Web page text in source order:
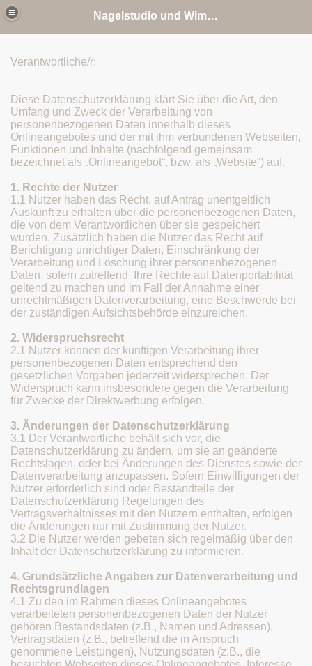
Nagelstudio und Wimpernverlängerung
Verantwortliche/r:
Diese Datenschutzerklärung klärt Sie über die Art, den
Umfang und Zweck der Verarbeitung von
personenbezogenen Daten innerhalb dieses
Onlineangebotes und der mit ihm verbundenen Webseiten,
Funktionen und Inhalte (nachfolgend gemeinsam
bezeichnet als „Onlineangebot“, bzw. als „Website“) auf.
1. Rechte der Nutzer
1.1 Nutzer haben das Recht, auf Antrag unentgeltlich
Auskunft zu erhalten über die personenbezogenen Daten,
die von dem Verantwortlichen über sie gespeichert
wurden. Zusätzlich haben die Nutzer das Recht auf
Berichtigung unrichtiger Daten, Einschränkung der
Verarbeitung und Löschung ihrer personenbezogenen
Daten, sofern zutreffend, Ihre Rechte auf Datenportabilität
geltend zu machen und im Fall der Annahme einer
unrechtmäßigen Datenverarbeitung, eine Beschwerde bei
der zuständigen Aufsichtsbehörde einzureichen.
2. Widerspruchsrecht
2.1 Nutzer können der künftigen Verarbeitung ihrer
personenbezogenen Daten entsprechend den
gesetzlichen Vorgaben jederzeit widersprechen. Der
Widerspruch kann insbesondere gegen die Verarbeitung
für Zwecke der Direktwerbung erfolgen.
3. Änderungen der Datenschutzerklärung
3.1 Der Verantwortliche behält sich vor, die
Datenschutzerklärung zu ändern, um sie an geänderte
Rechtslagen, oder bei Änderungen des Dienstes sowie der
Datenverarbeitung anzupassen. Sofern Einwilligungen der
Nutzer erforderlich sind oder Bestandteile der
Datenschutzerklärung Regelungen des
Vertragsverhältnisses mit den Nutzern enthalten, erfolgen
die Änderungen nur mit Zustimmung der Nutzer.
3.2 Die Nutzer werden gebeten sich regelmäßig über den
Inhalt der Datenschutzerklärung zu informieren.
4. Grundsätzliche Angaben zur Datenverarbeitung und
Rechtsgrundlagen
4.1 Zu den im Rahmen dieses Onlineangebotes
verarbeiteten personenbezogenen Daten der Nutzer
gehören Bestandsdaten (z.B., Namen und Adressen),
Vertragsdaten (z.B., betreffend die in Anspruch
genommene Leistungen), Nutzungsdaten (z.B., die